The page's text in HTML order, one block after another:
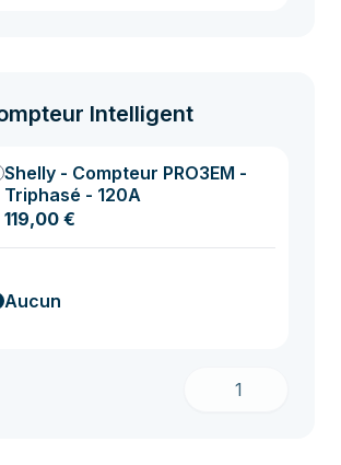
Intelligent
Shelly - Compteur PRO3EM -
Triphasé - 120A
119,00 €
Aucun